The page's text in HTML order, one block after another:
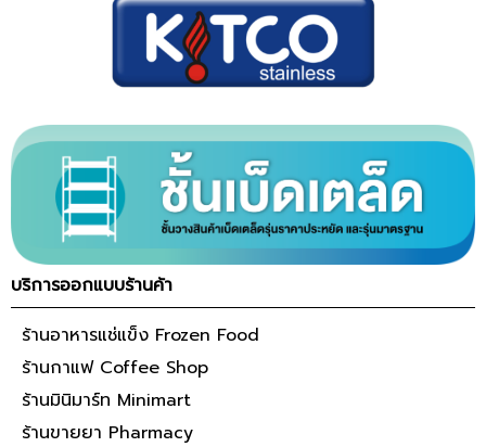
บริการออกแบบร้านค้า
ร้านอาหารแช่แข็ง Frozen Food
ร้านกาแฟ Coffee Shop
ร้านมินิมาร์ท Minimart
ร้านขายยา Pharmacy